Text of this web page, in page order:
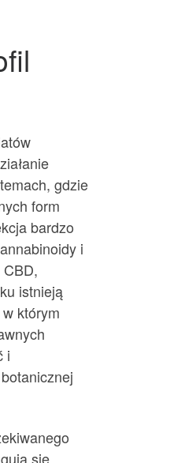
gdzie
form
bardzo
i
istnieją
którym
i
się